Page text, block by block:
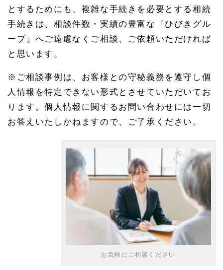
とするためにも、複雑な手続きを必要とする相続
手続きは、相談件数・実績の豊富な『ひびきグル
ープ』へご遠慮なくご相談、ご依頼いただければ
と思います。
※ご相談事例は、お客様との守秘義務を遵守し個
人情報を特定できない形式とさせていただいてお
ります。個人情報に関するお問い合わせには一切
お答えいたしかねますので、ご了承ください。
お気軽にご相談ください